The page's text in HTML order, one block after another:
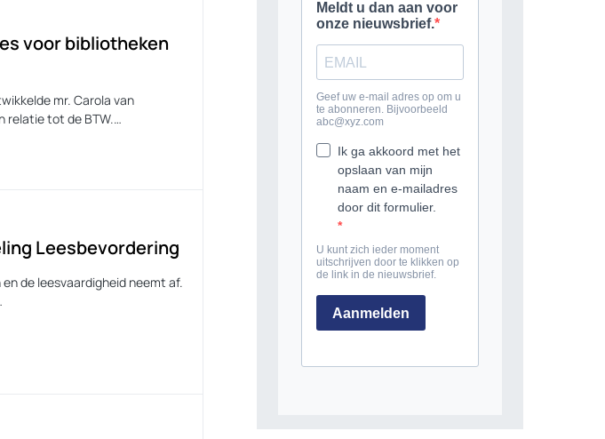
voor bibliotheken
mr. Carola van
relatie tot de BTW.…
Leesbevordering
de leesvaardigheid neemt af.